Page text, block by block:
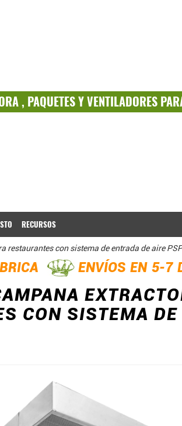
, PAQUETESYVENTILADORES
RECURSOS
restaurantes con sistema de entrada de aire
ENVÍOS EN 5-7
CON SISTEMA